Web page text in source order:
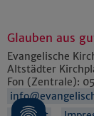
Glauben aus
Evangelische
Altstädter
Fon (Zentrale):